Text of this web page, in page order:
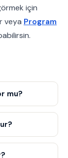
için
veya Program
mu?